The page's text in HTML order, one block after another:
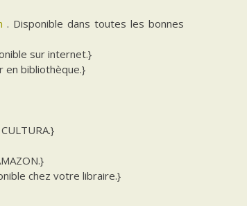
. Disponible dans toutes les bonnes
sur internet.}
en bibliothèque.}
chez votre libraire.}